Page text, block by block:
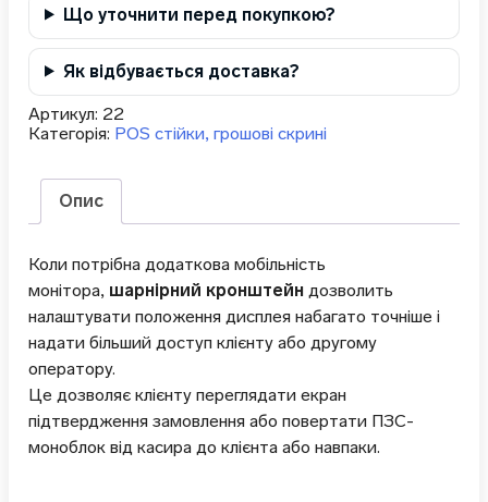
Що уточнити перед покупкою?
Як відбувається доставка?
Артикул: 22
Категорія: POS стійки, грошові скрині
Опис
Коли потрібна додаткова мобільність
монітора, шарнірний кронштейн дозволить
налаштувати положення дисплея набагато точніше і
надати більший доступ клієнту або другому
оператору.
Це дозволяє клієнту переглядати екран
підтвердження замовлення або повертати ПЗС-
моноблок від касира до клієнта або навпаки.